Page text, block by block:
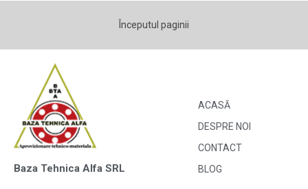
Începutul paginii
Baza Tehnica Alfa SRL
ACASĂ
DESPRE NOI
CONTACT
BLOG